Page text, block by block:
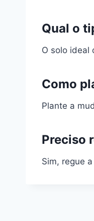
Qual o
O solo ideal
Como
Plante a
Preciso
Sim, regue